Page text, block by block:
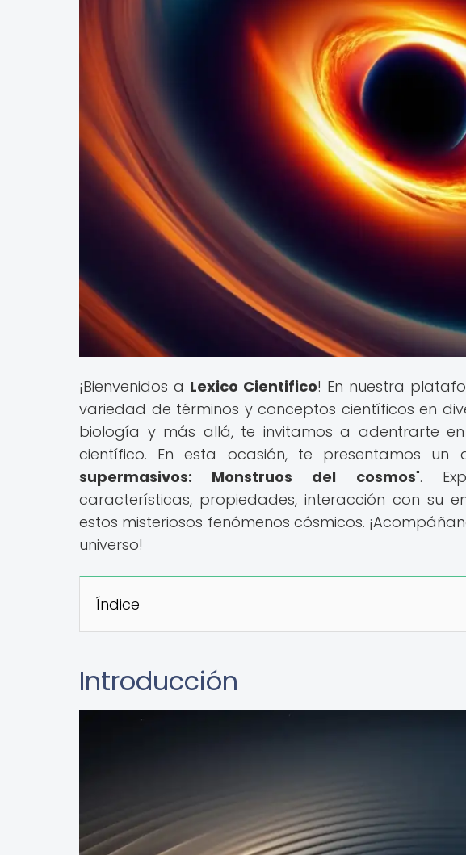
¡Bienvenidos a Lexico Cientifico! En nuestra
variedad de términos y conceptos científicos en
biología y más allá, te invitamos a adentrarte
científico. En esta ocasión, te presentamos un
supermasivos: Monstruos del cosmos".
características, propiedades, interacción con su
estos misteriosos fenómenos cósmicos.
universo!
Índice
Introducción